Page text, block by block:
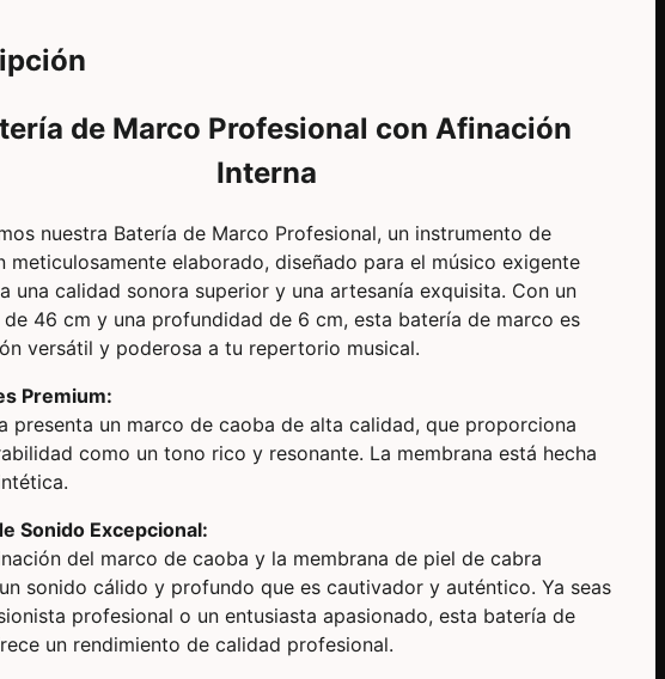
de Marco Profesional con Afinación
Interna
nuestra Batería de Marco Profesional, un instrumento de
meticulosamente elaborado, diseñado para el músico exigente
una calidad sonora superior y una artesanía exquisita. Con un
46 cm y una profundidad de 6 cm, esta batería de marco es
versátil y poderosa a tu repertorio musical.
Premium:
presenta un marco de caoba de alta calidad, que proporciona
como un tono rico y resonante. La membrana está hecha
Sonido Excepcional:
del marco de caoba y la membrana de piel de cabra
sonido cálido y profundo que es cautivador y auténtico. Ya seas
profesional o un entusiasta apasionado, esta batería de
un rendimiento de calidad profesional.